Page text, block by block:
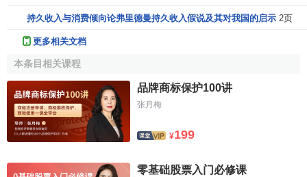
field, drew together numerous scattered ideas into a single
theoretical treatment which was both encyclopaedic and
complemented by several articles which sought to place
theory of comparative advantageon both a positive and
normative basis. His rewriting of
advantage
in terms of opportunity cost, rather than real cost,
led to a long debate withJacob Viner.
His work on business cycles contains a sizzling critique
持久收入与消费倾向论弗里德曼持久收入假说及其对我国的启示 2页
更多相关文档
本条目相关课程
品牌商标保护100讲
张月梅
¥199
零基础股票入门必修课